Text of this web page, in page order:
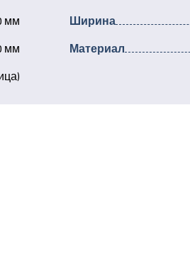
мм Ширина
мм Материал